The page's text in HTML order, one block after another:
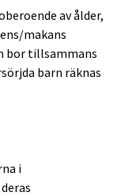
av ålder,
makans
bor tillsammans
barn räknas
i